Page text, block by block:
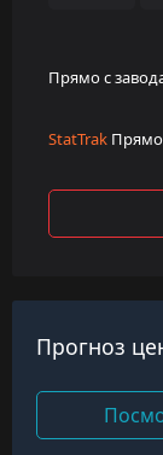
Прямо с
StatTrak Прямо
Прогноз